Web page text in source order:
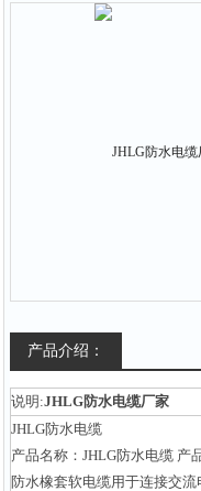
产品介绍：
说明:JHLG防水电缆厂家
JHLG防水电缆
产品名称：JHLG防水电缆 产
防水橡套软电缆用于连接交